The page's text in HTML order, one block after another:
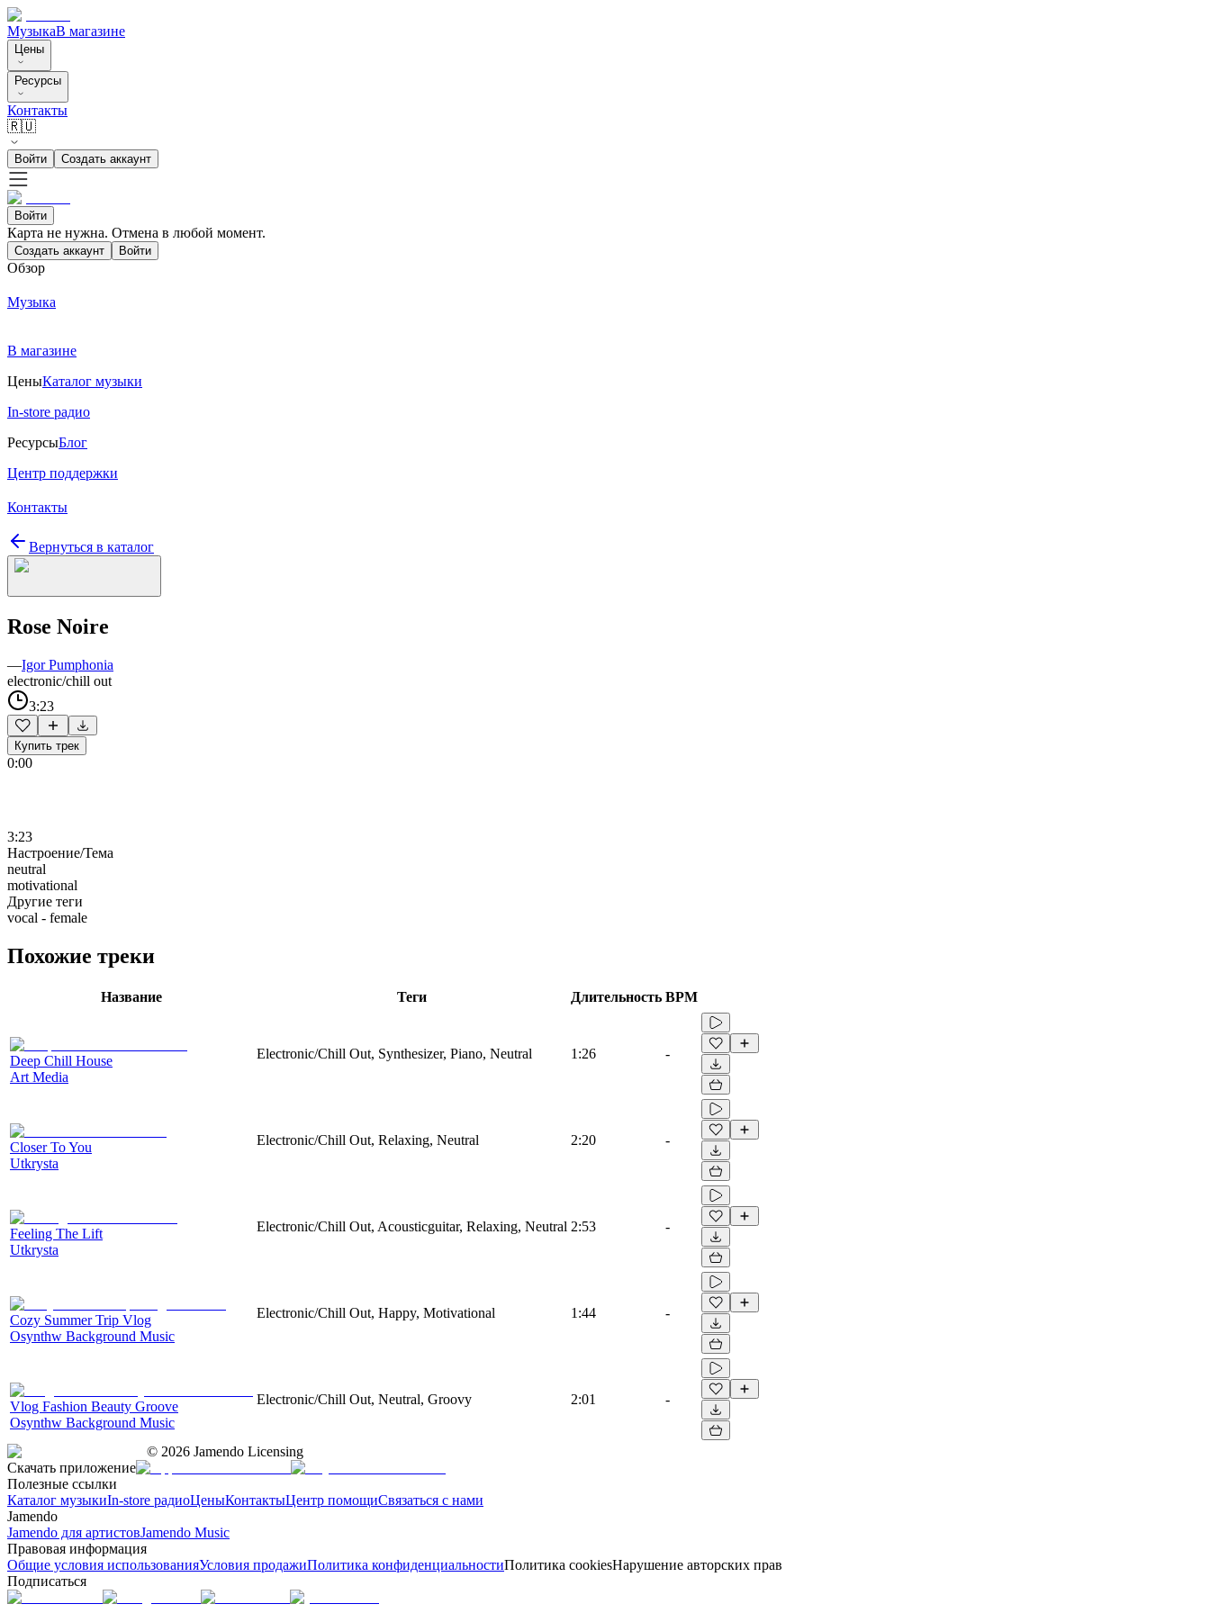
МузыкаВ магазине
Цены
Ресурсы
Контакты
🇷🇺
Войти Создать аккаунт
Войти
Карта не нужна. Отмена в любой момент.
Создать аккаунт Войти
Обзор
Музыка
В магазине
ЦеныКаталог музыки
In-store радио
РесурсыБлог
Центр поддержки
Контакты
Вернуться в каталог
Rose Noire
—Igor Pumphonia
electronic/chill out
3:23
Купить трек
0:00
3:23
Настроение/Тема
neutral
motivational
Другие теги
vocal - female
Похожие треки
Название Теги Длительность BPM
Deep Chill House
Art Media
Electronic/Chill Out, Synthesizer, Piano, Neutral 1:26 -
Closer To You
Utkrysta
Electronic/Chill Out, Relaxing, Neutral 2:20 -
Feeling The Lift
Utkrysta
Electronic/Chill Out, Acousticguitar, Relaxing, Neutral 2:53 -
Cozy Summer Trip Vlog
Osynthw Background Music
Electronic/Chill Out, Happy, Motivational 1:44 -
Vlog Fashion Beauty Groove
Osynthw Background Music
Electronic/Chill Out, Neutral, Groovy 2:01 -
© 2026 Jamendo Licensing
Скачать приложение
Полезные ссылки
Каталог музыкиIn-store радиоЦеныКонтактыЦентр помощиСвязаться с нами
Jamendo
Jamendo для артистовJamendo Music
Правовая информация
Общие условия использованияУсловия продажиПолитика конфиденциальностиПолитика cookiesНарушение авторских прав
Подписаться